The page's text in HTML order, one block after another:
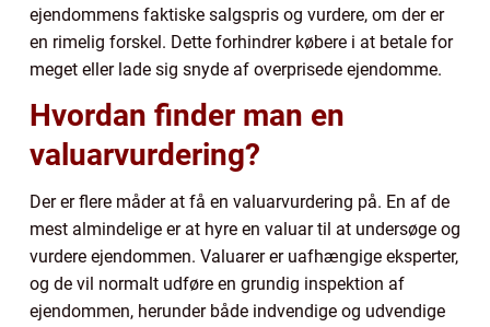
ejendommens faktiske salgspris og vurdere, om der er
en rimelig forskel. Dette forhindrer købere i at betale for
meget eller lade sig snyde af overprisede ejendomme.
Hvordan finder man en
valuarvurdering?
Der er flere måder at få en valuarvurdering på. En af de
mest almindelige er at hyre en valuar til at undersøge og
vurdere ejendommen. Valuarer er uafhængige eksperter,
og de vil normalt udføre en grundig inspektion af
ejendommen, herunder både indvendige og udvendige